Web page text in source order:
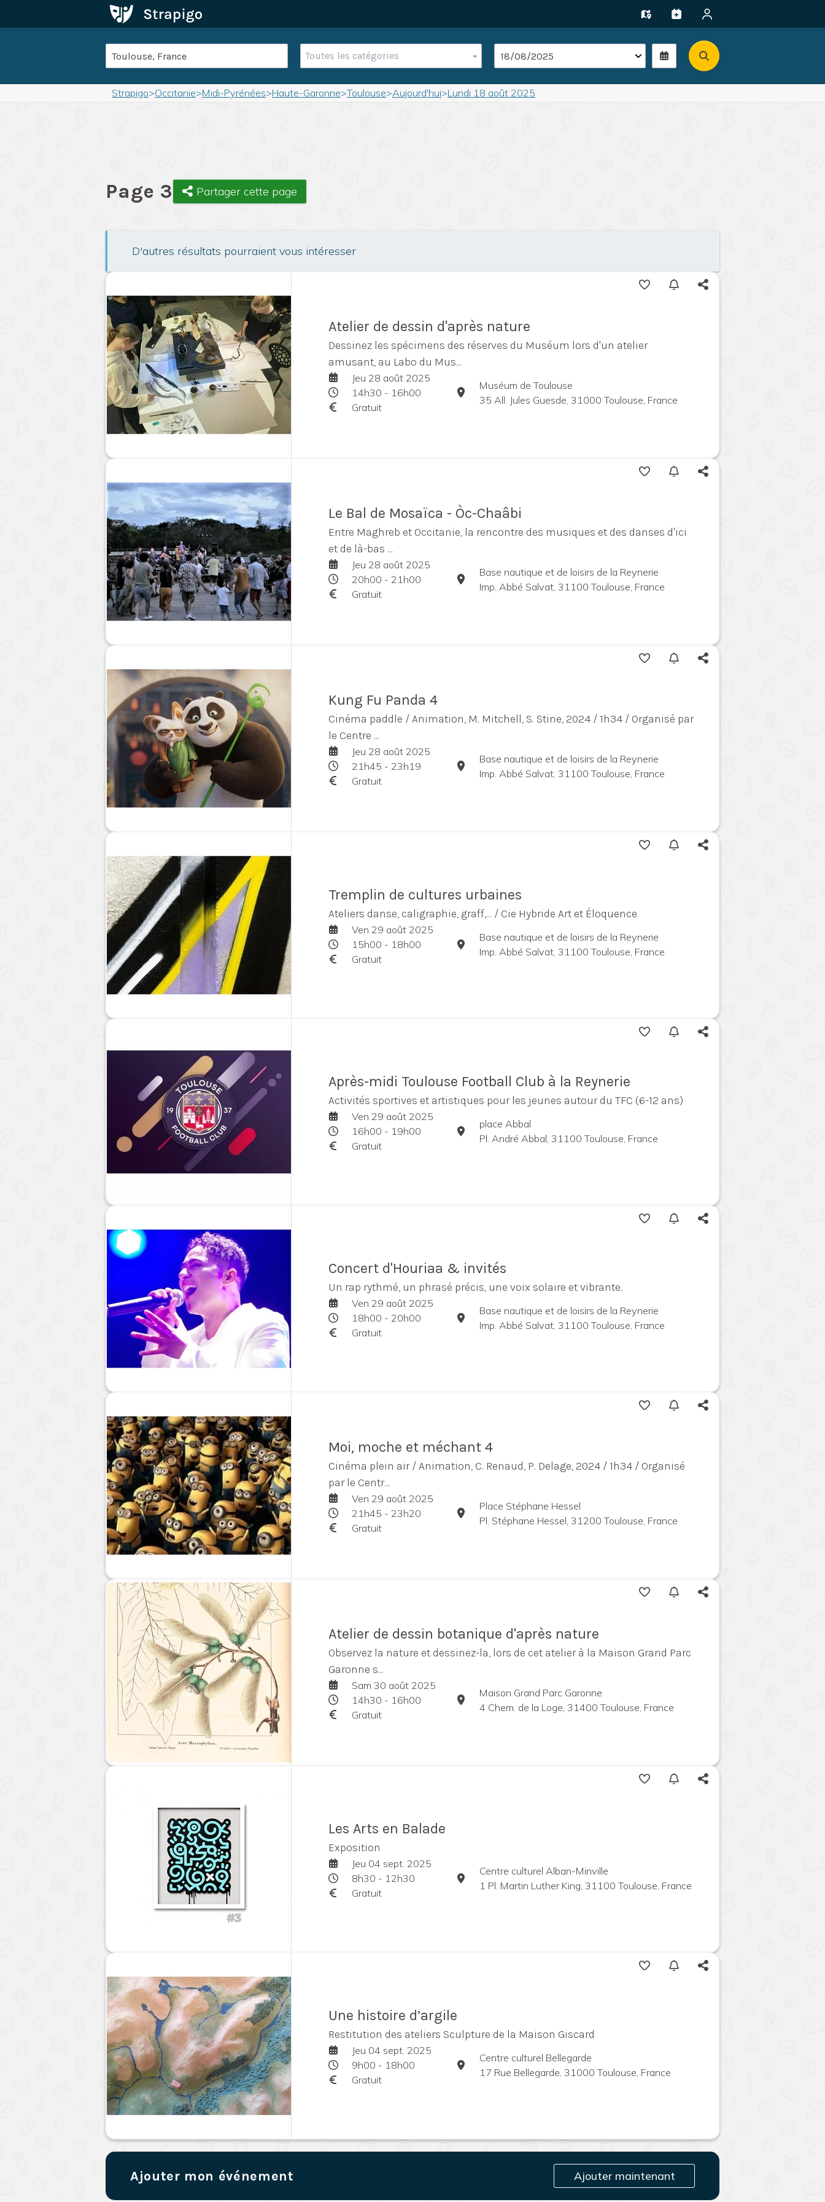
Toutes les catégories
Strapigo>Occitanie>Midi-Pyrénées>Haute-Garonne>Toulouse>Aujourd'hui>Lundi 18 août 2025
Page 3 Partager cette page
D'autres résultats pourraient vous intéresser
Atelier de dessin d'après nature
Dessinez les spécimens des réserves du Muséum lors d'un atelier
amusant, au Labo du Mus...
Jeu 28 août 2025
14h30 - 16h00
Gratuit
Muséum de Toulouse
35 All. Jules Guesde, 31000 Toulouse, France
Le Bal de Mosaïca - Òc-Chaâbi
Entre Maghreb et Occitanie, la rencontre des musiques et des danses d'ici
et de là-bas ...
Jeu 28 août 2025
20h00 - 21h00
Gratuit
Base nautique et de loisirs de la Reynerie
Imp. Abbé Salvat, 31100 Toulouse, France
Kung Fu Panda 4
Cinéma paddle / Animation, M. Mitchell, S. Stine, 2024 / 1h34 / Organisé par
le Centre ...
Jeu 28 août 2025
21h45 - 23h19
Gratuit
Base nautique et de loisirs de la Reynerie
Imp. Abbé Salvat, 31100 Toulouse, France
Tremplin de cultures urbaines
Ateliers danse, caligraphie, graff,... / Cie Hybride Art et Éloquence
Ven 29 août 2025
15h00 - 18h00
Gratuit
Base nautique et de loisirs de la Reynerie
Imp. Abbé Salvat, 31100 Toulouse, France
Après-midi Toulouse Football Club à la Reynerie
Activités sportives et artistiques pour les jeunes autour du TFC (6-12 ans)
Ven 29 août 2025
16h00 - 19h00
Gratuit
place Abbal
Pl. André Abbal, 31100 Toulouse, France
Concert d'Houriaa & invités
Un rap rythmé, un phrasé précis, une voix solaire et vibrante.
Ven 29 août 2025
18h00 - 20h00
Gratuit
Base nautique et de loisirs de la Reynerie
Imp. Abbé Salvat, 31100 Toulouse, France
Moi, moche et méchant 4
Cinéma plein air / Animation, C. Renaud, P. Delage, 2024 / 1h34 / Organisé
par le Centr...
Ven 29 août 2025
21h45 - 23h20
Gratuit
Place Stéphane Hessel
Pl. Stéphane Hessel, 31200 Toulouse, France
Atelier de dessin botanique d'après nature
Observez la nature et dessinez-la, lors de cet atelier à la Maison Grand Parc
Garonne s...
Sam 30 août 2025
14h30 - 16h00
Gratuit
Maison Grand Parc Garonne
4 Chem. de la Loge, 31400 Toulouse, France
Les Arts en Balade
Exposition
Jeu 04 sept. 2025
8h30 - 12h30
Gratuit
Centre culturel Alban-Minville
1 Pl. Martin Luther King, 31100 Toulouse, France
Une histoire d’argile
Restitution des ateliers Sculpture de la Maison Giscard
Jeu 04 sept. 2025
9h00 - 18h00
Gratuit
Centre culturel Bellegarde
17 Rue Bellegarde, 31000 Toulouse, France
Ajouter mon événement Ajouter maintenant